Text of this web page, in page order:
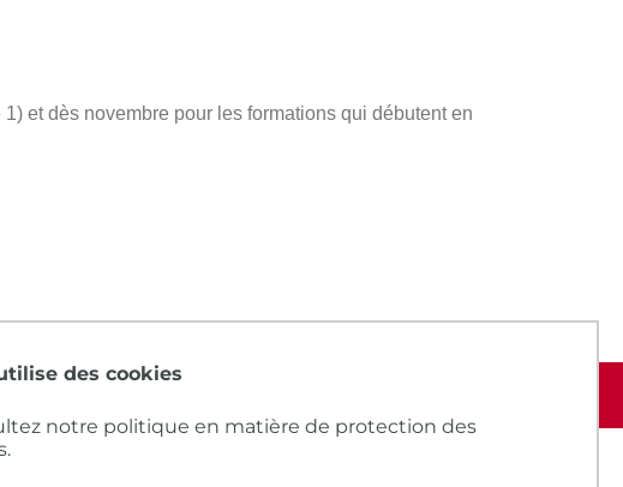
des cookies
notre politique en matière de protection des
et dès novembre pour les formations qui débutent en